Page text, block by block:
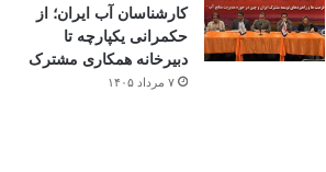
کارشناسان آب ایران؛ از
حکمرانی یکپارچه تا
دبیرخانه همکاری مشترک
۷ مرداد ۱۴۰۵